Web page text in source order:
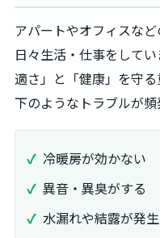
アパートやオフィスな
日々生活・仕事をして
適さ」と「健康」を守
下のようなトラブルが頻
冷暖房が効かない
異音・異臭がする
水漏れや結露が発生